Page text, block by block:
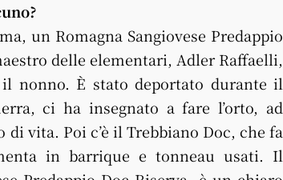
un Romagna Sangiovese Predappio
delle elementari, Adler Raffaelli,
nonno. È stato deportato durante il
ci ha insegnato a fare l’orto, ad
vita. Poi c’è il Trebbiano Doc, che fa
in barrique e tonneau usati. Il